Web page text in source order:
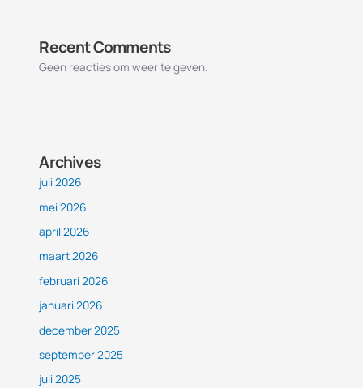
Recent Comments
Geen reacties om weer te geven.
Archives
juli 2026
mei 2026
april 2026
maart 2026
februari 2026
januari 2026
december 2025
september 2025
juli 2025